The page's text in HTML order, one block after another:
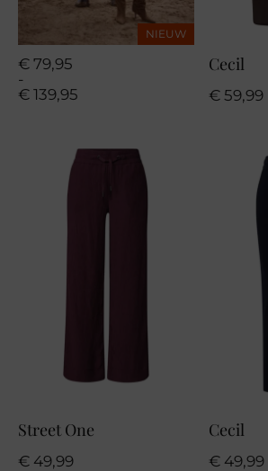
NIEUW
€ 79,95
-
€ 139,95
Prijsklasse:
€ 79,95
tot
€ 139,95
Cecil
€ 59,99
Street One
€ 49,99
Cecil
€ 49,99